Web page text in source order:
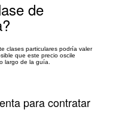
de
clases particulares podría valer
que este precio oscile
largo de la guía.
para contratar